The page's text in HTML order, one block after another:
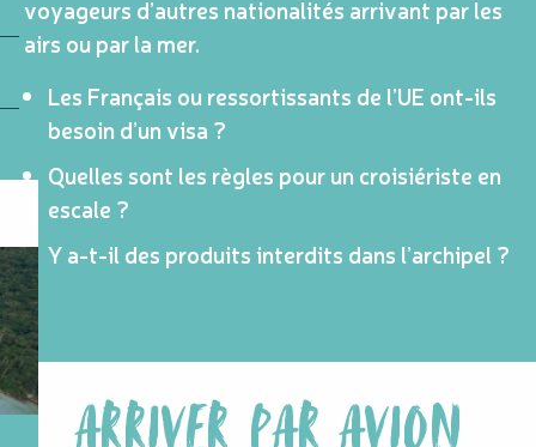
voyageurs d’autres nationalités arrivant par les
airs ou par la mer.
Les Français ou ressortissants de l’UE ont-ils
besoin d’un visa ?
Quelles sont les règles pour un croisiériste en
escale ?
Y a-t-il des produits interdits dans l’archipel ?